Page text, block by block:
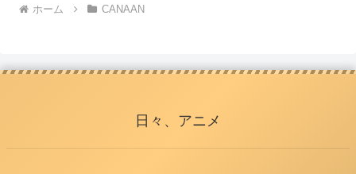
ホーム CANAAN
日々、アニメ